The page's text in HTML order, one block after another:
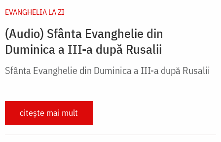
EVANGHELIA LA ZI
(Audio) Sfânta Evanghelie din
Duminica a III-a după Rusalii
Sfânta Evanghelie din Duminica a III-a după Rusalii
citește mai mult